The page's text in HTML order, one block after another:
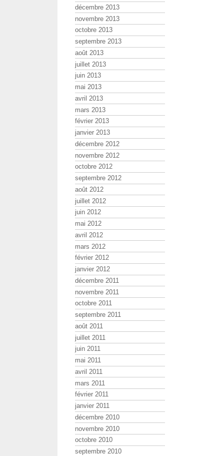
décembre 2013
novembre 2013
octobre 2013
septembre 2013
août 2013
juillet 2013
juin 2013
mai 2013
avril 2013
mars 2013
février 2013
janvier 2013
décembre 2012
novembre 2012
octobre 2012
septembre 2012
août 2012
juillet 2012
juin 2012
mai 2012
avril 2012
mars 2012
février 2012
janvier 2012
décembre 2011
novembre 2011
octobre 2011
septembre 2011
août 2011
juillet 2011
juin 2011
mai 2011
avril 2011
mars 2011
février 2011
janvier 2011
décembre 2010
novembre 2010
octobre 2010
septembre 2010